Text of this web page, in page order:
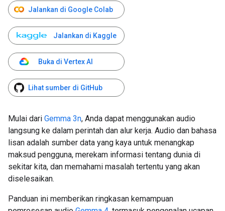
Jalankan di Google Colab
Jalankan di Kaggle
Buka di Vertex AI
Lihat sumber di GitHub
Mulai dari Gemma 3n, Anda dapat menggunakan audio
langsung ke dalam perintah dan alur kerja. Audio dan bahasa
lisan adalah sumber data yang kaya untuk menangkap
maksud pengguna, merekam informasi tentang dunia di
sekitar kita, dan memahami masalah tertentu yang akan
diselesaikan.
Panduan ini memberikan ringkasan kemampuan